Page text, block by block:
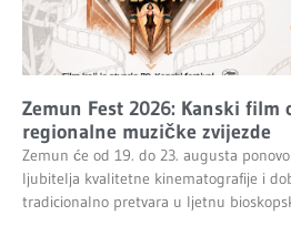
Zemun Fest 2026: Kanski film
regionalne muzičke zvijezde
Zemun će od 19. do 23. augusta
ljubitelja kvalitetne kinematografije i
tradicionalno pretvara u ljetnu